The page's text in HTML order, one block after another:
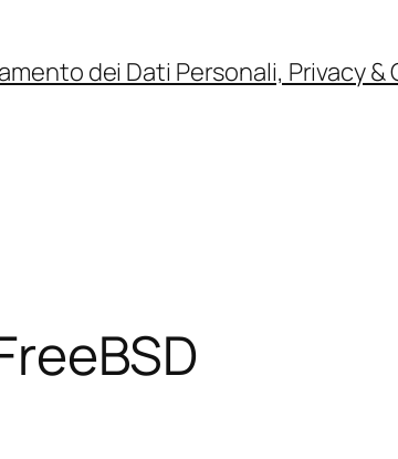
dei Dati Personali, Privacy &